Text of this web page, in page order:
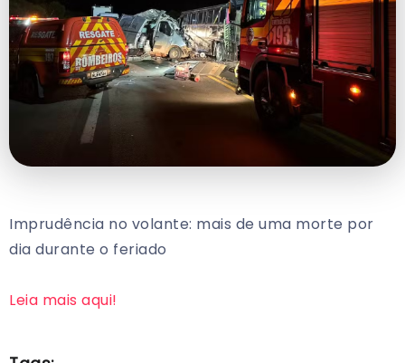
Imprudência no volante: mais de uma morte por
dia durante o feriado
Leia mais aqui!